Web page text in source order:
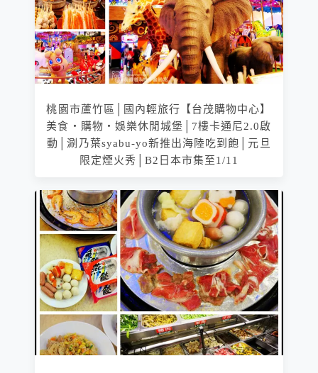
桃園市蘆竹區│國內輕旅行【台茂購物中心】
美食‧購物‧娛樂休閒城堡│7樓卡通尼2.0啟
動│涮乃葉syabu-yo新推出海陸吃到飽│元旦
限定煙火秀│B2日本市集至1/11